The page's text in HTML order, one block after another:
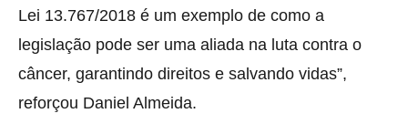
Lei 13.767/2018 é um exemplo de como a
legislação pode ser uma aliada na luta contra o
câncer, garantindo direitos e salvando vidas”,
reforçou Daniel Almeida.